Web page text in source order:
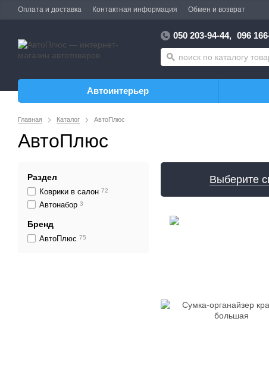
Оплата и доставка Контактная информация Обмен и возврат
050 203-94-44, 096
Автоинтерьер
Главная Каталог АвтоПлюс
АвтоПлюс
Выберите
Раздел
Коврики в салон 72
Автонабор 3
Бренд
АвтоПлюс 75